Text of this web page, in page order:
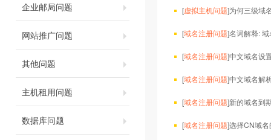
企业邮局问题
网站推广问题
其他问题
主机租用问题
数据库问题
[虚拟主机问题]为何三级域
[域名注册问题]名词解释:
[域名注册问题]中文域名设
[域名注册问题]中文域名解
[域名注册问题]新的域名到
[域名注册问题]选择CN域